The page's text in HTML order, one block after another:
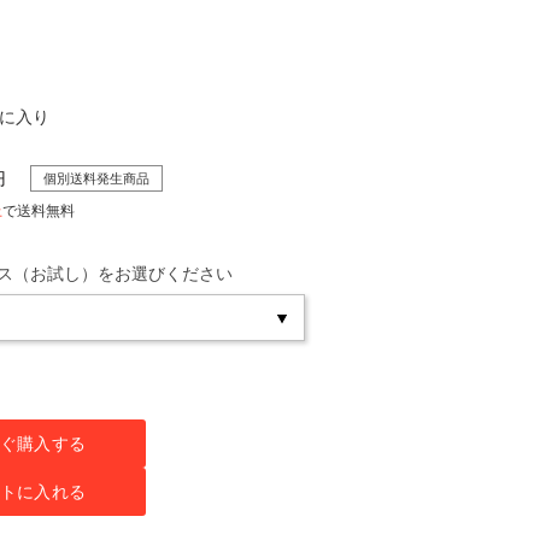
入り
個別送料発生商品
で送料無料
（お試し）をお選びください
購入する
に入れる